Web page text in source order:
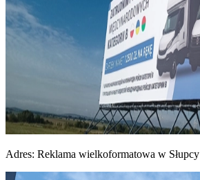
Adres: Reklama wielkoformatowa w Słupcy